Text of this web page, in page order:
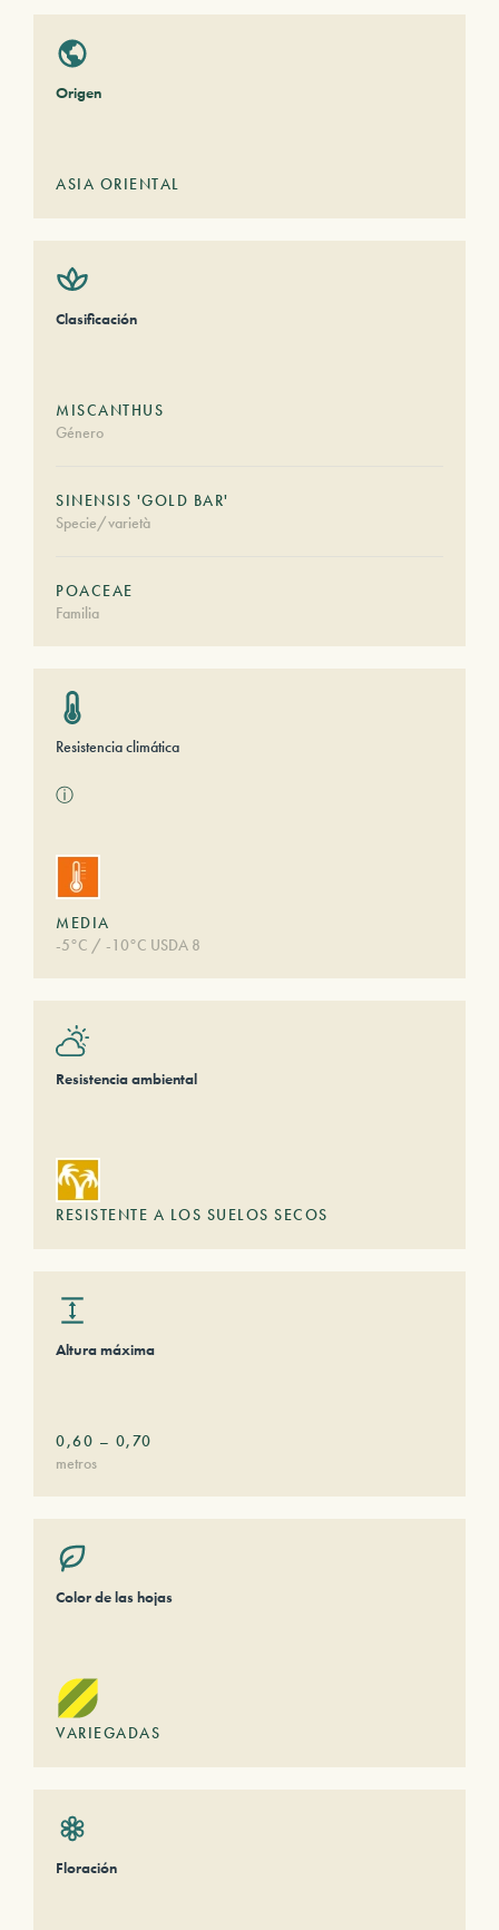
Origen
ASIA ORIENTAL
Clasificación
MISCANTHUS
Género
SINENSIS 'GOLD BAR'
Specie/varietà
POACEAE
Familia
Resistencia climática
ⓘ
MEDIA
-5°C / -10°C USDA 8
Resistencia ambiental
RESISTENTE A LOS SUELOS SECOS
Altura máxima
0,60 – 0,70
metros
Color de las hojas
VARIEGADAS
Floración